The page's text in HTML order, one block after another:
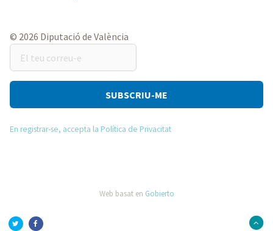
© 2026 Diputació de València
teu
correu-
En registrar-se, accepta la Política de Privacitat
Web basat en Gobierto